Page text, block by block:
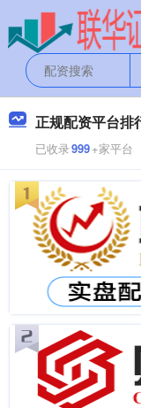
正规配资平台排
已收录999+家平台